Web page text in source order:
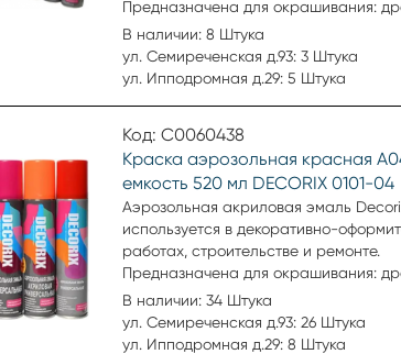
Предназначена для окрашивания:
пластика, металла, бетона, кирпича,
стекла, картона, минеральных
Аэрозольная эмаль удобна для
выцветанию покрытие.
В наличии: 8 Штука
ул. Семиреченская д.93: 3 Штука
ул. Ипподромная д.29: 5 Штука
Код: С0060438
Краска аэрозольная красная
емкость 520 мл DECORIX 0101-04
Аэрозольная акриловая эмаль
используется в декоративно-
работах, строительстве и ремонте.
Предназначена для окрашивания:
пластика, металла, бетона, кирпича,
стекла, картона, минеральных
Аэрозольная эмаль удобна для
В наличии: 34 Штука
ул. Семиреченская д.93: 26 Штука
ул. Ипподромная д.29: 8 Штука